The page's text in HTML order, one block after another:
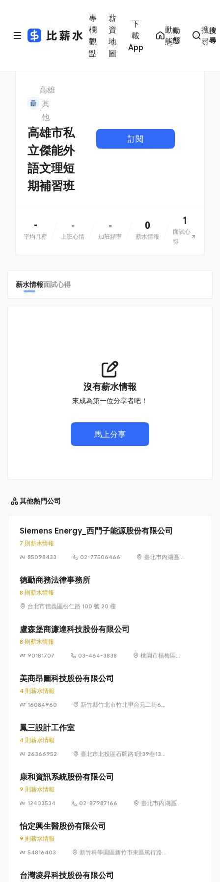
專
欄
觀
點
薪
資
地
圖
下
載
App
動
態
動
態
搜
尋
搜
尋
高雄
其
他
高雄市私
立傑能外
語文理短
期補習班
訂閱
-
平均月薪
-
上班心情
-
加班頻率
0
薪水情報
1
面試心
得
薪水情報面試心得
沒有薪水情報
來成為第一位分享者吧！
馬上分享
其他熱門公司
Siemens Energy_西門子能源股份有限公司
7 則薪水情報
85098433
02-77506466
臺北市內湖區
德勤商務法律事務所
8 則薪水情報
台北市信義區松仁路 100 號 20 樓
盧森堡商濂達科技股份有限公司
8 則薪水情報
90181707
03-464-3838
桃園市楊梅區高
美商昂圖科技股份有限公司
4 則薪水情報
16084960
新竹縣竹北市竹北里台元二街6號
鳳三設計工作室
4 則薪水情報
26366952
臺北市北投區石牌路1段39巷134
康和資訊系統股份有限公司
9 則薪水情報
12403534
02-87987166
臺北市內湖區瑞
怡定興生醫股份有限公司
9 則薪水情報
54816403
新竹科學園區新竹市東區篤行路6
台灣凌昇科技股份有限公司